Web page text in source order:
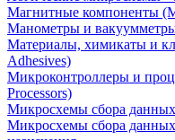
Магнитные компоненты
Манометры и вакуумметры
Материалы, химикаты и
Adhesives)
Микроконтроллеры и
Processors)
Микросхемы сбора
Микросхемы сбора